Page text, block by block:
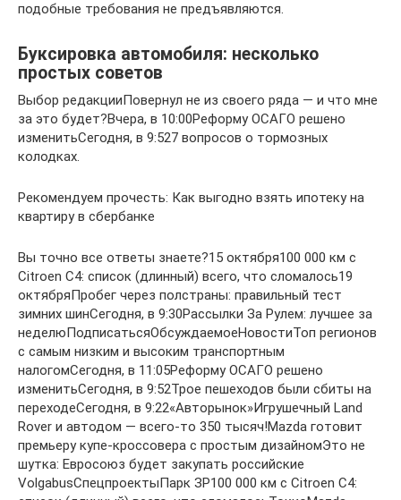
подобные требования не предъявляются.
Буксировка автомобиля: несколько
простых советов
Выбор редакцииПовернул не из своего ряда — и что мне
за это будет?Вчера, в 10:00Реформу ОСАГО решено
изменитьСегодня, в 9:527 вопросов о тормозных
колодках.
Рекомендуем прочесть: Как выгодно взять ипотеку на
квартиру в сбербанке
Вы точно все ответы знаете?15 октября100 000 км с
Citroen C4: список (длинный) всего, что сломалось19
октябряПробег через полстраны: правильный тест
зимних шинСегодня, в 9:30Рассылки За Рулем: лучшее за
неделюПодписатьсяОбсуждаемоеНовостиТоп регионов
с самым низким и высоким транспортным
налогомСегодня, в 11:05Реформу ОСАГО решено
изменитьСегодня, в 9:52Трое пешеходов были сбиты на
переходеСегодня, в 9:22«Авторынок»Игрушечный Land
Rover и автодом — всего-то 350 тысяч!Mazda готовит
премьеру купе-кроссовера с простым дизайномЭто не
шутка: Евросоюз будет закупать российские
VolgabusСпецпроектыПарк ЗР100 000 км с Citroen C4: